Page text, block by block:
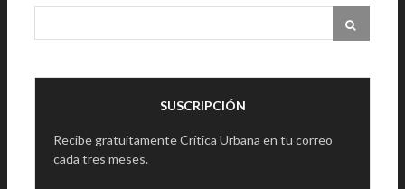
SUSCRIPCIÓN
Recibe gratuitamente Crítica Urbana en tu correo
cada tres meses.